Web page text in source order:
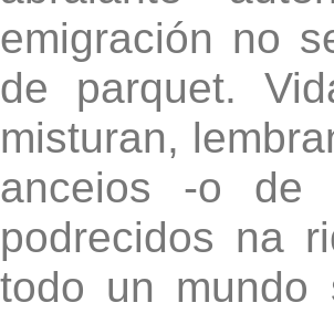
emigración no
de parquet.
misturan,
anceios -o de
podrecidos na
todo un mundo